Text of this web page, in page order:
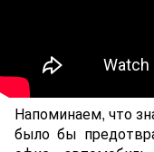
Напоминаем, что
было бы